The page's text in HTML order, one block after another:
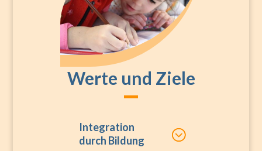
Werte und Ziele
Integration
durch Bildung